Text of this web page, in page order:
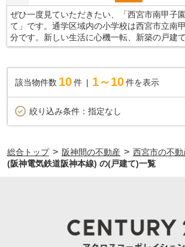
ぜひ一度見ていただきたい、「西宮市南甲子
て」です。通学区域内の小学校は西宮市立南
分です。新しい生活に心機一転、新築の戸建
ょうか。リビングでくつろげる3SLDKの物件
しょう。
該当物件数 10件 1～10 件を表示
絞り込み条件： 指定なし
総合トップ > 阪神間の不動産 > 西宮市の不
(阪神電気鉄道阪神本線) の(戸建て)一覧